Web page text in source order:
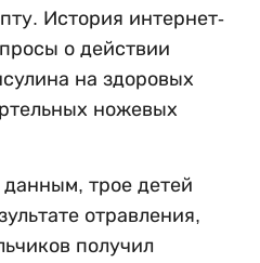
История интернет-
о действии
на здоровых
ножевых
трое детей
отравления,
получил